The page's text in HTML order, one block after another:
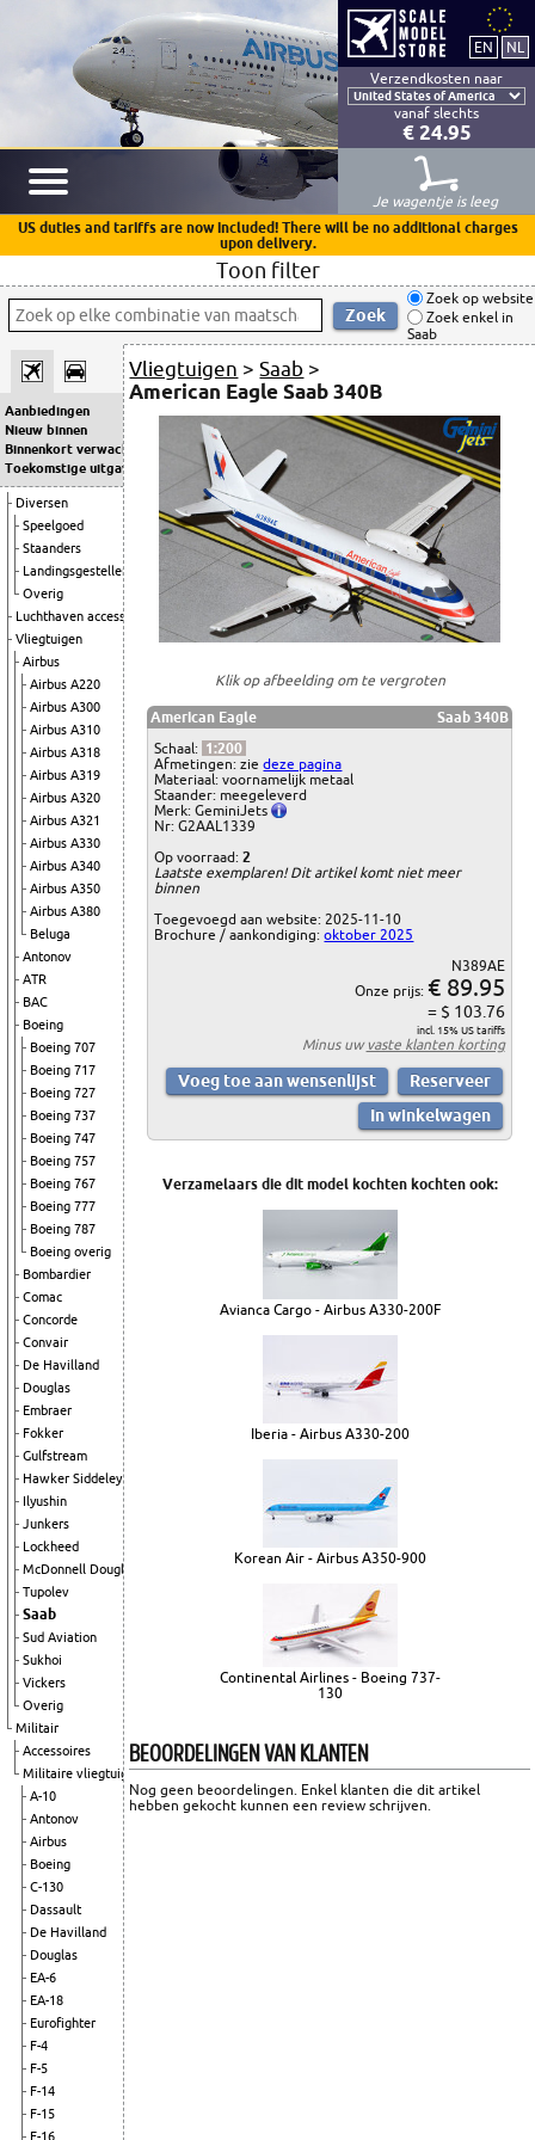
Verzendkosten naar
vanaf slechts
€ 24.95
Je wagentje is leeg
US duties and tariffs are now included! There will be no additional charges
upon delivery.
Toon filter
Zoek op website
Zoek enkel in
Saab
Aanbiedingen
Nieuw binnen
Binnenkort verwacht
Toekomstige uitgaven
Diversen
Speelgoed
Staanders
Landingsgestellen
Overig
Luchthaven accessoires
Vliegtuigen
Airbus
Airbus A220
Airbus A300
Airbus A310
Airbus A318
Airbus A319
Airbus A320
Airbus A321
Airbus A330
Airbus A340
Airbus A350
Airbus A380
Beluga
Antonov
ATR
BAC
Boeing
Boeing 707
Boeing 717
Boeing 727
Boeing 737
Boeing 747
Boeing 757
Boeing 767
Boeing 777
Boeing 787
Boeing overig
Bombardier
Comac
Concorde
Convair
De Havilland
Douglas
Embraer
Fokker
Gulfstream
Hawker Siddeley
Ilyushin
Junkers
Lockheed
McDonnell Douglas
Tupolev
Saab
Sud Aviation
Sukhoi
Vickers
Overig
Militair
Accessoires
Militaire vliegtuigen
A-10
Antonov
Airbus
Boeing
C-130
Dassault
De Havilland
Douglas
EA-6
EA-18
Eurofighter
F-4
F-5
F-14
F-15
F-16
Vliegtuigen >Saab >
American Eagle Saab 340B
Klik op afbeelding om te vergroten
American Eagle
Saab 340B
Schaal: 1:200
Afmetingen: ziedeze pagina
Materiaal: voornamelijk metaal
Staander: meegeleverd
Merk: GeminiJets
Nr: G2AAL1339
Op voorraad:2
Laatste exemplaren! Dit artikel komt niet meer
binnen
Toegevoegd aan website: 2025-11-10
Brochure / aankondiging:oktober 2025
N389AE
Onze prijs: € 89.95
= $ 103.76
incl. 15% US tariffs
Minus uwvaste klanten korting
Verzamelaars die dit model kochten kochten ook:
Avianca Cargo - Airbus A330-200F
Iberia - Airbus A330-200
Korean Air - Airbus A350-900
Continental Airlines - Boeing 737-
130
BEOORDELINGEN VAN KLANTEN
Nog geen beoordelingen. Enkel klanten die dit artikel
hebben gekocht kunnen een review schrijven.